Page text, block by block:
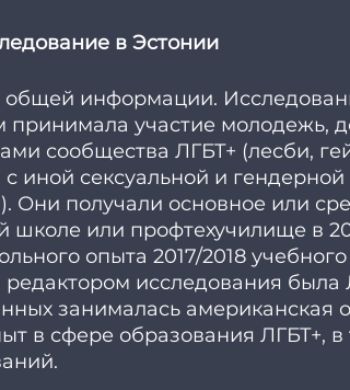
в Эстонии
общей информации.
принимала участие молодежь,
сообщества ЛГБТ+ (лесби,
иной сексуальной и гендерной
Они получали основное или
школе или профтехучилище в
опыта 2017/2018 учебного
исследования была
занималась американская
в сфере образования ЛГБТ+, в